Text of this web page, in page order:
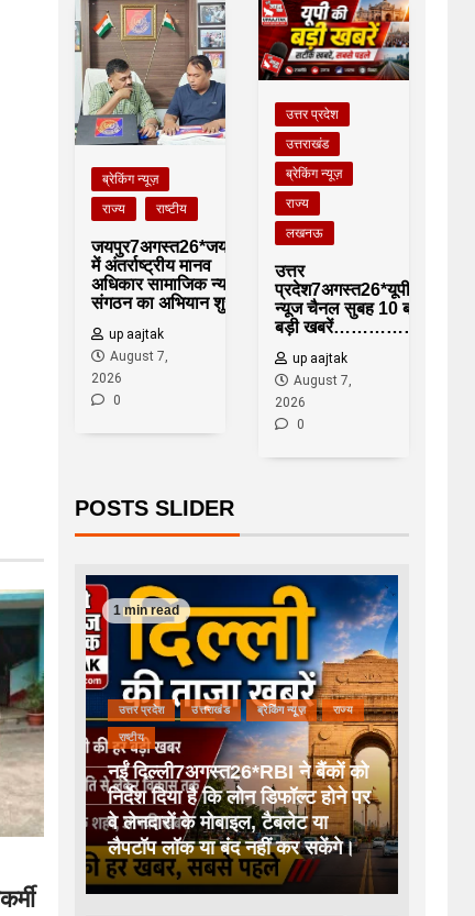
ब्रेकिंग न्यूज़
राज्य
राष्टीय
जयपुर7अगस्त26*जयपुर
में अंतर्राष्ट्रीय मानव
अधिकार सामाजिक न्याय
संगठन का अभियान शुरू
up aajtak
August 7,
2026
0
उत्तर प्रदेश
उत्तराखंड
ब्रेकिंग न्यूज़
राज्य
लखनऊ
उत्तर
प्रदेश7अगस्त26*यूपीआजतक
न्यूज चैनल सुबह 10 बजे की
बड़ी खबरें……………….
up aajtak
August 7,
2026
0
POSTS SLIDER
1 min read
उत्तर प्रदेश उत्तराखंड ब्रेकिंग न्यूज़ राज्य
राष्टीय
नईं दिल्ली7अगस्त26*RBI ने बैंकों को
निर्देश दिया है कि लोन डिफॉल्ट होने पर
वे लेनदारों के मोबाइल, टैबलेट या
लैपटॉप लॉक या बंद नहीं कर सकेंगे।